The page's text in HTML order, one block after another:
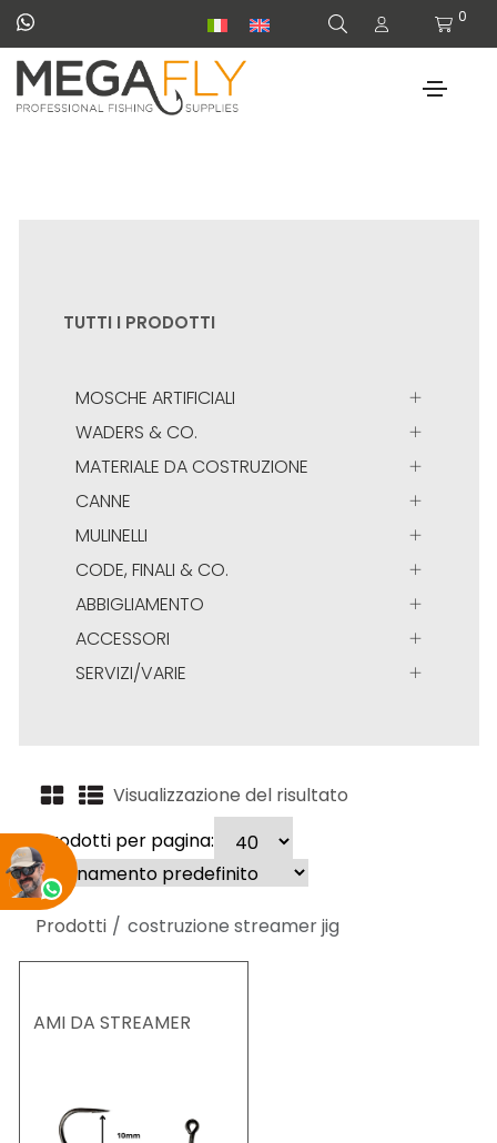
0
TUTTI I PRODOTTI
MOSCHE ARTIFICIALI
WADERS & CO.
MATERIALE DA COSTRUZIONE
CANNE
MULINELLI
CODE, FINALI & CO.
ABBIGLIAMENTO
ACCESSORI
SERVIZI/VARIE
Visualizzazione del risultato
Prodotti per pagina:
Prodotti costruzione streamer jig
AMI DA STREAMER